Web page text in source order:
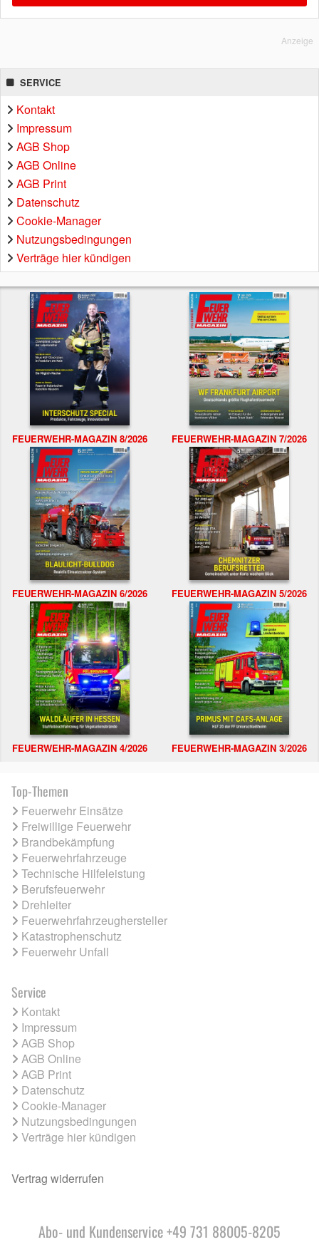
Anzeige
SERVICE
Kontakt
Impressum
AGB Shop
AGB Online
AGB Print
Datenschutz
Cookie-Manager
Nutzungsbedingungen
Verträge hier kündigen
FEUERWEHR-MAGAZIN 8/2026 FEUERWEHR-MAGAZIN 7/2026
FEUERWEHR-MAGAZIN 6/2026 FEUERWEHR-MAGAZIN 5/2026
FEUERWEHR-MAGAZIN 4/2026 FEUERWEHR-MAGAZIN 3/2026
Top-Themen
Feuerwehr Einsätze
Freiwillige Feuerwehr
Brandbekämpfung
Feuerwehrfahrzeuge
Technische Hilfeleistung
Berufsfeuerwehr
Drehleiter
Feuerwehrfahrzeughersteller
Katastrophenschutz
Feuerwehr Unfall
Service
Kontakt
Impressum
AGB Shop
AGB Online
AGB Print
Datenschutz
Cookie-Manager
Nutzungsbedingungen
Verträge hier kündigen
Vertrag widerrufen
Abo- und Kundenservice +49 731 88005-8205